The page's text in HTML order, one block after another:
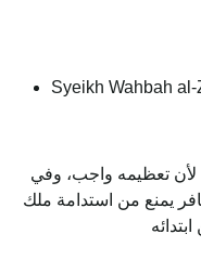
Syeikh Wahbah
لأن تعظيمه واجب، وفي
يمنع من استدامة ملك